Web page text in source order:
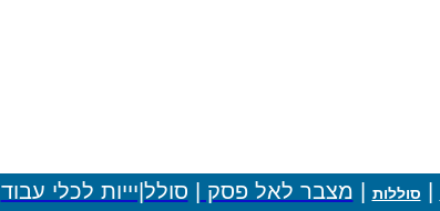
סוללות מצבר לאל פסק סולל|יייות לכלי עבוד